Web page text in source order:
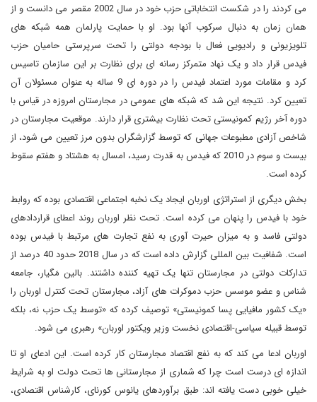
می کردند را در شکست انتخاباتی حزب خود در سال 2002 مقصر می دانست و از
همان زمان به دنبال سرکوب آنها بود. او با حمایت پارلمان همه شبکه های
تلویزیونی و رادیویی فعال با بودجه دولتی را تحت سرپرستی حامیان حزب
فیدس قرار داد و یک نهاد متمرکز رسانه ای برای نظارت بر این سازمان تاسیس
کرد و مقامات مورد اعتماد فیدس را در دوره ای 9 ساله به عنوان مسئولان آن
تعیین کرد. نتیجه این شد که شبکه های عمومی در مجارستان امروزه در قیاس با
دوره آخر رژیم کمونیستی تحت نظارت بیشتری قرار دارند. موقعیت مجارستان در
شاخص آزادی مطبوعات جهانی که توسط گزارشگران بدون مرز تعیین می شود، از
بیست و سوم در 2010 که فیدس به قدرت رسید، امسال به هشتاد و هفتم سقوط
کرده است.
بخش دیگری از استراتژی اوربان ایجاد یک نخبه اجتماعی اقتصادی بوده که روابط
خود با فیدس را پنهان می کرده است. تحت نظر اوربان روند اعطای قراردادهای
دولتی فاسد و به میزان حیرت آوری به نفع تجارت های مرتبط با فیدس بوده
است. شفافیت بین المللی گزارش داده است که در سال 2018 حدود 40 درصد از
تدارکات دولتی در مجارستان تنها یک تهیه کننده داشتند. بالین مَگیار، جامعه
شناس و عضو موسس حزب دموکرات های آزاد، مجارستان تحت کنترل اوربان را
«یک کشور مافیایی پسا کمونیستی» توصیف کرده که «توسط یک حزب نه، بلکه
توسط قبیله سیاسی-اقتصادی نخست وزیر ویکتور اوربان» رهبری می شود.
اوربان ادعا می کند که به نفع اقتصاد مجارستان کار کرده است. این ادعای او تا
اندازه ای درست است چرا که شماری از مجارستانی ها تحت دولت او به شرایط
خیلی خوبی دست یافته اند: طبق برآوردهای یانوس کورنای، کارشناس اقتصادی،